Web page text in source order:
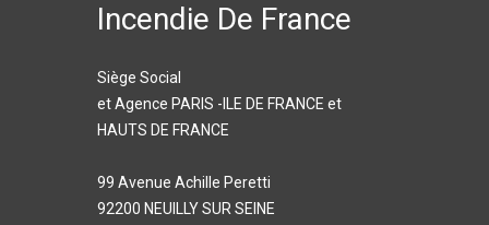
Incendie De France
Siège Social
et Agence PARIS -ILE DE FRANCE et
HAUTS DE FRANCE
99 Avenue Achille Peretti
92200 NEUILLY SUR SEINE